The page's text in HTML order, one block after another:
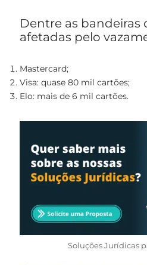
Dentre as bandeiras
afetadas pelo
Mastercard;
Visa: quase 80 mil cartões;
Elo: mais de 6 mil cartões.
Soluções Jurídicas